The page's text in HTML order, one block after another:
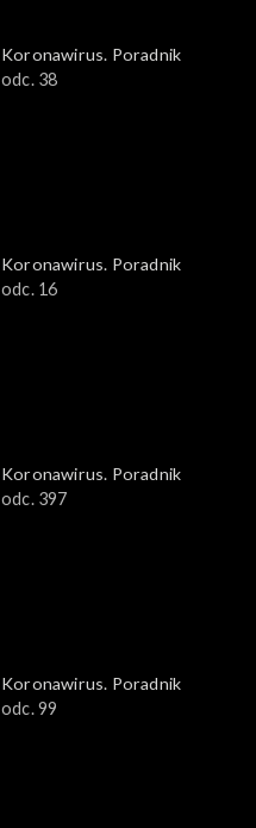
Koronawirus. Poradnik
odc. 38
Koronawirus. Poradnik
odc. 16
Koronawirus. Poradnik
odc. 397
Koronawirus. Poradnik
odc. 99